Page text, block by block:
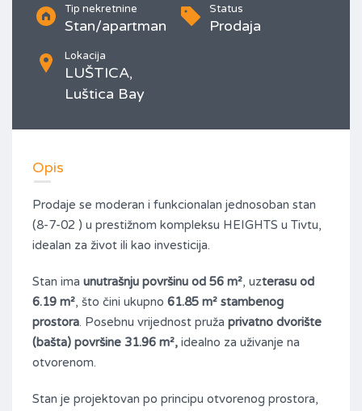
Tip nekretnine
Stan/apartman
Status
Prodaja
Lokacija
LUŠTICA,
Luštica Bay
Opis
Prodaje se moderan i funkcionalan jednosoban stan
(8-7-02 ) u prestižnom kompleksu HEIGHTS u Tivtu,
idealan za život ili kao investicija.
Stan ima unutrašnju površinu od 56 m², uzterasu od
6.19 m², što čini ukupno 61.85 m² stambenog
prostora. Posebnu vrijednost pruža privatno dvorište
(bašta) površine 31.96 m², idealno za uživanje na
otvorenom.
Stan je projektovan po principu otvorenog prostora,